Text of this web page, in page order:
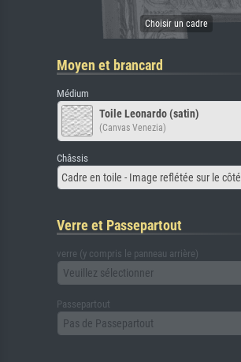
Moyen et brancard
Médium
Toile Leonardo (satin)
(Canvas Venezia)
Châssis
Cadre en toile - Image reflétée sur le côté
Verre et Passepartout
verre (y compris le panneau arrière)
Veuillez sélectionner
Passepartout
Pas de Passepartout